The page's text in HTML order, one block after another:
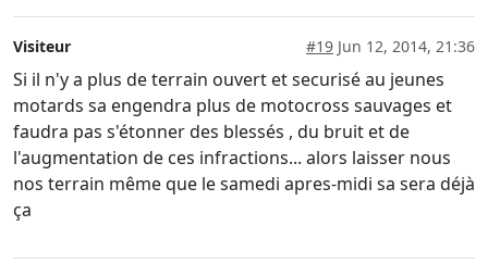
Visiteur #19 Jun 12, 2014, 21:36
Si il n'y a plus de terrain ouvert et securisé au jeunes
motards sa engendra plus de motocross sauvages et
faudra pas s'étonner des blessés , du bruit et de
l'augmentation de ces infractions... alors laisser nous
nos terrain même que le samedi apres-midi sa sera déjà
ça